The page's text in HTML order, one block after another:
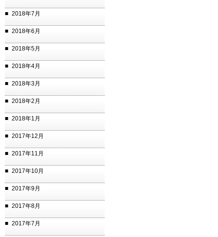
2018年7月
2018年6月
2018年5月
2018年4月
2018年3月
2018年2月
2018年1月
2017年12月
2017年11月
2017年10月
2017年9月
2017年8月
2017年7月